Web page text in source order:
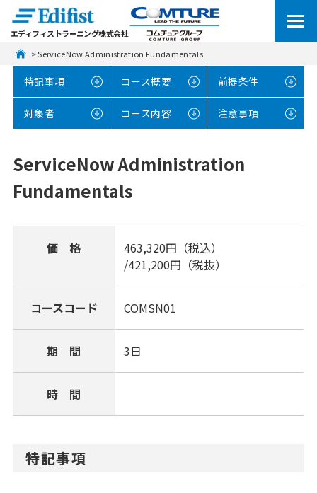
エディフィストラーニング株式会社
> ServiceNow Administration Fundamentals
特記事項 コース概要 前提条件
対象者 コース内容 注意事項
ServiceNow Administration
Fundamentals
価 格
463,320円（税込）
/421,200円（税抜）
コースコード COMSN01
期 間 3日
時 間
特記事項